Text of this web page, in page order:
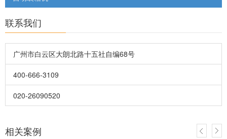
联系我们
广州市白云区大朗北路十五社自编68号
400-666-3109
020-26090520
相关案例